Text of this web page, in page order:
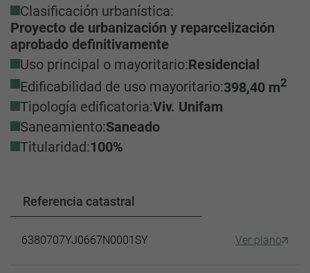
Clasificación urbanística:
Proyecto de urbanización y reparcelización
aprobado definitivamente
Uso principal o mayoritario:Residencial
Edificabilidad de uso mayoritario:398,40 m2
Tipología edificatoria:Viv. Unifam
Saneamiento:Saneado
Titularidad:100%
Referencia catastral
6380707YJ0667N0001SY Ver plano